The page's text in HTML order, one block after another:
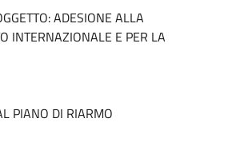
ADESIONE ALLA
INTERNAZIONALE E PER LA
PIANO DI RIARMO